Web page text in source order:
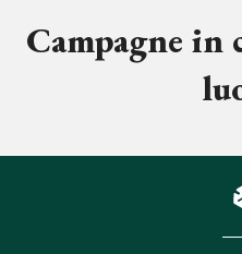
Campagne in